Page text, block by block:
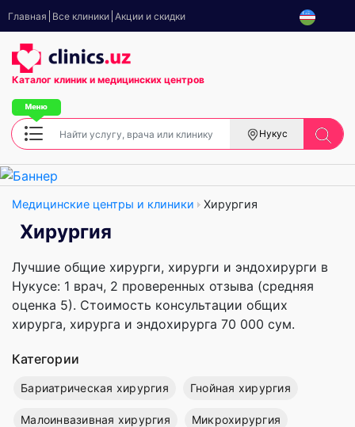
Главная Все клиники Акции и скидки
Каталог клиник и медицинских центров
Нукус
Медицинские центры и клиники Хирургия
Хирургия
Лучшие общие хирурги, хирурги и эндохирурги в
Нукусе: 1 врач, 2 проверенных отзыва (средняя
оценка 5). Стоимость консультации общих
хирурга, хирурга и эндохирурга 70 000 сум.
Категории
Бариатрическая хирургия Гнойная хирургия
Малоинвазивная хирургия Микрохирургия